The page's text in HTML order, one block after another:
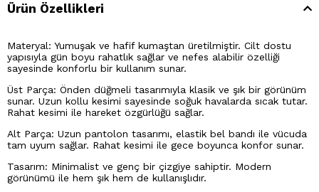
Ürün Özellikleri
Materyal: Yumuşak ve hafif kumaştan üretilmiştir. Cilt dostu
yapısıyla gün boyu rahatlık sağlar ve nefes alabilir özelliği
sayesinde konforlu bir kullanım sunar.
Üst Parça: Önden düğmeli tasarımıyla klasik ve şık bir görünüm
sunar. Uzun kollu kesimi sayesinde soğuk havalarda sıcak tutar.
Rahat kesimi ile hareket özgürlüğü sağlar.
Alt Parça: Uzun pantolon tasarımı, elastik bel bandı ile vücuda
tam uyum sağlar. Rahat kesimi ile gece boyunca konfor sunar.
Tasarım: Minimalist ve genç bir çizgiye sahiptir. Modern
görünümü ile hem şık hem de kullanışlıdır.